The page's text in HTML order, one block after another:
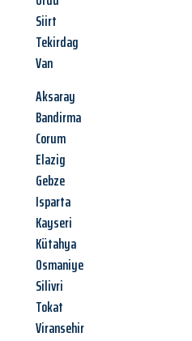
Siirt
Tekirdag
Van
Aksaray
Bandirma
Corum
Elazig
Gebze
Isparta
Kayseri
Kütahya
Osmaniye
Silivri
Tokat
Viransehir